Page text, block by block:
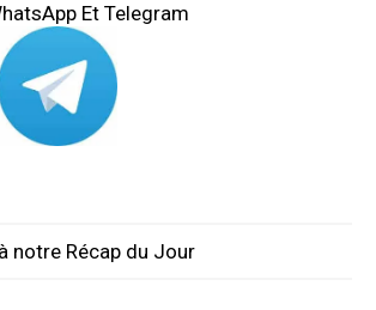
Et Telegram
notre Récap du Jour